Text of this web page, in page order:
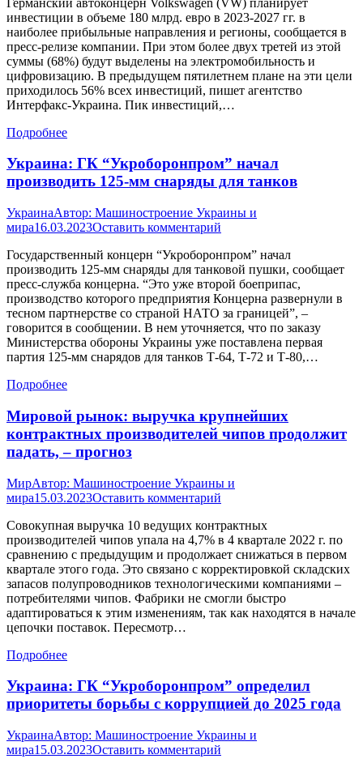
инвестиции в объеме 180 млрд. евро в 2023-2027 гг. в
наиболее прибыльные направления и регионы, сообщается в
пресс-релизе компании. При этом более двух третей из этой
суммы (68%) будут выделены на электромобильность и
цифровизацию. В предыдущем пятилетнем плане на эти цели
приходилось 56% всех инвестиций, пишет агентство
Интерфакс-Украина. Пик инвестиций,…
Подробнее
Украина: ГК “Укроборонпром” начал
производить 125-мм снаряды для танков
УкраинаАвтор: Машиностроение Украины и
мира16.03.2023Оставить комментарий
Государственный концерн “Укроборонпром” начал
производить 125-мм снаряды для танковой пушки, сообщает
пресс-служба концерна. “Это уже второй боеприпас,
производство которого предприятия Концерна развернули в
тесном партнерстве со страной НАТО за границей”, –
говорится в сообщении. В нем уточняется, что по заказу
Министерства обороны Украины уже поставлена первая
партия 125-мм снарядов для танков Т-64, Т-72 и Т-80,…
Подробнее
Мировой рынок: выручка крупнейших
контрактных производителей чипов продолжит
падать, – прогноз
МирАвтор: Машиностроение Украины и
мира15.03.2023Оставить комментарий
Совокупная выручка 10 ведущих контрактных
производителей чипов упала на 4,7% в 4 квартале 2022 г. по
сравнению с предыдущим и продолжает снижаться в первом
квартале этого года. Это связано с корректировкой складских
запасов полупроводников технологическими компаниями –
потребителями чипов. Фабрики не смогли быстро
адаптироваться к этим изменениям, так как находятся в начале
цепочки поставок. Пересмотр…
Подробнее
Украина: ГК “Укроборонпром” определил
приоритеты борьбы с коррупцией до 2025 года
УкраинаАвтор: Машиностроение Украины и
мира15.03.2023Оставить комментарий